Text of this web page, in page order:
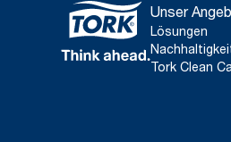
Unser
Lösungen
Tork Clean